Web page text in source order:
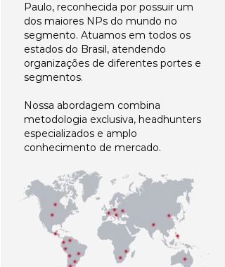
Paulo, reconhecida por possuir um
dos maiores NPs do mundo no
segmento. Atuamos em todos os
estados do Brasil, atendendo
organizações de diferentes portes e
segmentos.
Nossa abordagem combina
metodologia exclusiva, headhunters
especializados e amplo
conhecimento de mercado.